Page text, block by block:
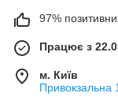
97%
Працює з
м. Київ
Привокзальна